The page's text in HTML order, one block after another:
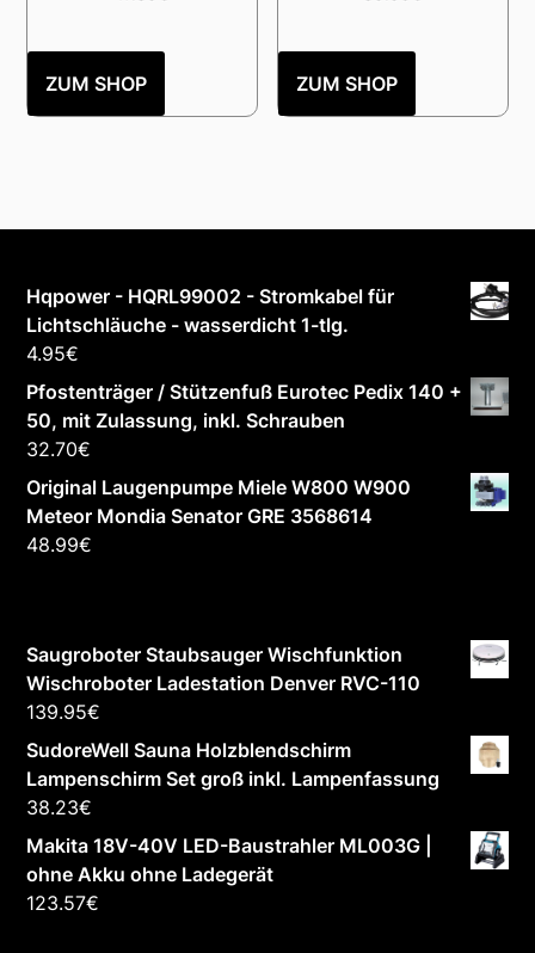
ZUM SHOP ZUM SHOP
Hqpower - HQRL99002 - Stromkabel für
Lichtschläuche - wasserdicht 1-tlg.
4.95€
Pfostenträger / Stützenfuß Eurotec Pedix 140 +
50, mit Zulassung, inkl. Schrauben
32.70€
Original Laugenpumpe Miele W800 W900
Meteor Mondia Senator GRE 3568614
48.99€
Saugroboter Staubsauger Wischfunktion
Wischroboter Ladestation Denver RVC-110
139.95€
SudoreWell Sauna Holzblendschirm
Lampenschirm Set groß inkl. Lampenfassung
38.23€
Makita 18V-40V LED-Baustrahler ML003G |
ohne Akku ohne Ladegerät
123.57€